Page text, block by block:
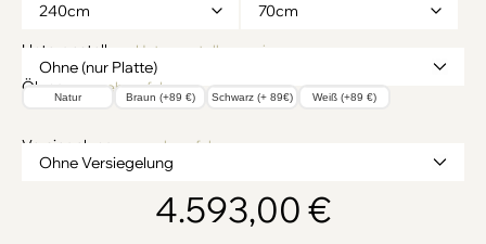
Untergestell → Untergestelle anzeigen
Ölung → mehr erfahren
Natur Braun (+89 €) Schwarz (+ 89€) Weiß (+89 €)
Versiegelung → mehr erfahren
4.593,00 €